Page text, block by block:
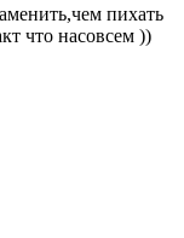
пихать
что насовсем ))